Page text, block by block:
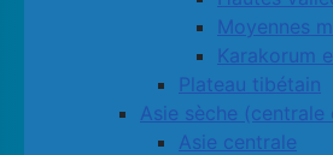
Moyennes
Karakorum
Plateau tibétain
Asie sèche
Asie centrale